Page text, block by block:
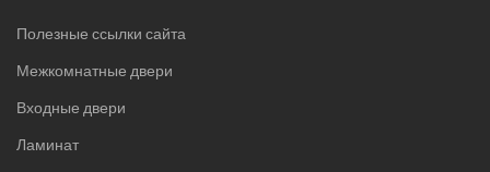
Полезные ссылки сайта
Межкомнатные двери
Входные двери
Ламинат